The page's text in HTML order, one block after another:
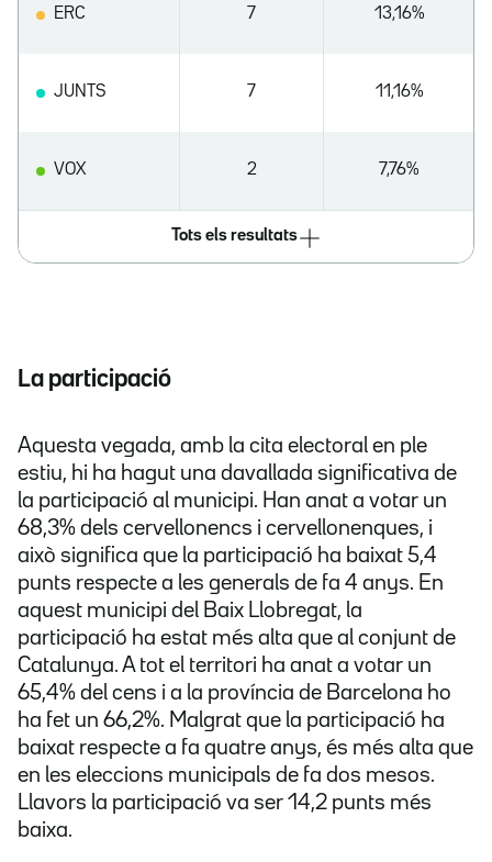
ERC 7 13,16%
JUNTS 7 11,16%
VOX 2 7,76%
Tots els resultats
La participació
Aquesta vegada, amb la cita electoral en ple
estiu, hi ha hagut una davallada significativa de
la participació al municipi. Han anat a votar un
68,3% dels cervellonencs i cervellonenques, i
això significa que la participació ha baixat 5,4
punts respecte a les generals de fa 4 anys. En
aquest municipi del Baix Llobregat, la
participació ha estat més alta que al conjunt de
Catalunya. A tot el territori ha anat a votar un
65,4% del cens i a la província de Barcelona ho
ha fet un 66,2%. Malgrat que la participació ha
baixat respecte a fa quatre anys, és més alta que
en les eleccions municipals de fa dos mesos.
Llavors la participació va ser 14,2 punts més
baixa.